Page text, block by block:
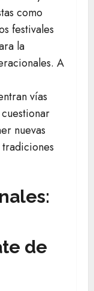
como
festivales
la
A
vías
nuevas
de